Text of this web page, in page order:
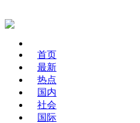
首页
最新
热点
国内
社会
国际